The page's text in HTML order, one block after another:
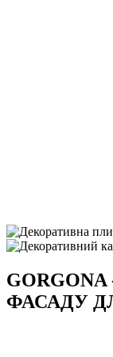
ФАСАДУ